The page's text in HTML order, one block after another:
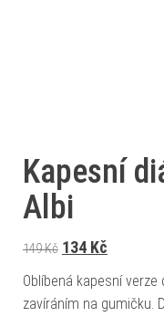
Kapesní
Albi
149Kč Původní cena
134 Kč
Oblíbená kapesní
zavíráním na gumičku.